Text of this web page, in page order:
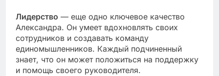
Лидерство — еще одно ключевое качество
Александра. Он умеет вдохновлять своих
сотрудников и создавать команду
единомышленников. Каждый подчиненный
знает, что он может положиться на поддержку
и помощь своего руководителя.